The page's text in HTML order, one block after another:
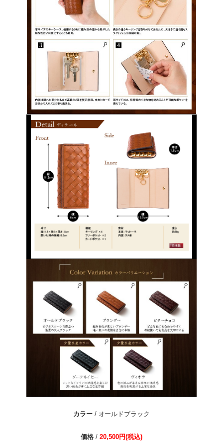
カラー/ オールドブラック
価格 /20,500円(税込)